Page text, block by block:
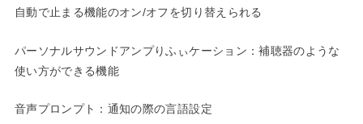
自動で止まる機能のオン/オフを切り替えられる
パーソナルサウンドアンプりふぃケーション：補聴器のような
使い方ができる機能
音声プロンプト：通知の際の言語設定